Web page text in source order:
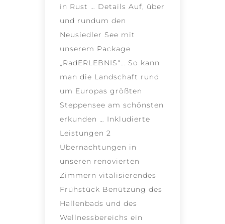
in Rust … Details Auf, über
und rundum den
Neusiedler See mit
unserem Package
„RadERLEBNIS“… So kann
man die Landschaft rund
um Europas größten
Steppensee am schönsten
erkunden … Inkludierte
Leistungen 2
Übernachtungen in
unseren renovierten
Zimmern vitalisierendes
Frühstück Benützung des
Hallenbads und des
Wellnessbereichs ein